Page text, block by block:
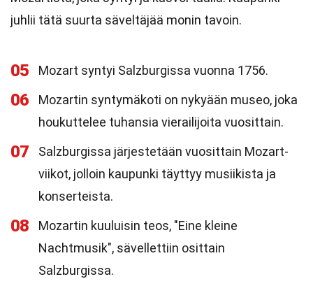
juhlii tätä suurta säveltäjää monin tavoin.
05 Mozart syntyi Salzburgissa vuonna 1756.
06
Mozartin syntymäkoti on nykyään museo, joka
houkuttelee tuhansia vierailijoita vuosittain.
07
Salzburgissa järjestetään vuosittain Mozart-
viikot, jolloin kaupunki täyttyy musiikista ja
konserteista.
08
Mozartin kuuluisin teos, "Eine kleine
Nachtmusik", sävellettiin osittain
Salzburgissa.